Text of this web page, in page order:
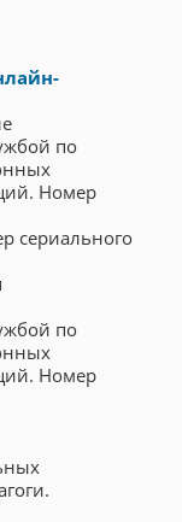
по
Номер
сериального
по
Номер